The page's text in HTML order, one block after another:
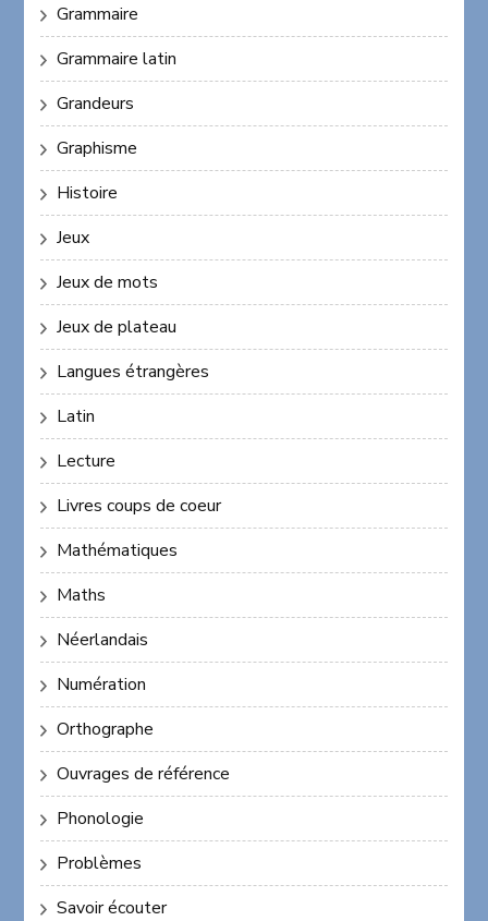
Grammaire
Grammaire latin
Grandeurs
Graphisme
Histoire
Jeux
Jeux de mots
Jeux de plateau
Langues étrangères
Latin
Lecture
Livres coups de coeur
Mathématiques
Maths
Néerlandais
Numération
Orthographe
Ouvrages de référence
Phonologie
Problèmes
Savoir écouter